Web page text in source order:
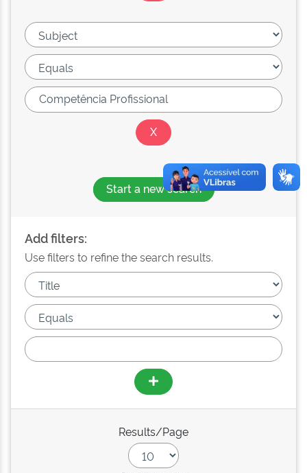
Start a new search
Add filters:
Use filters to refine the search results.
Results/Page